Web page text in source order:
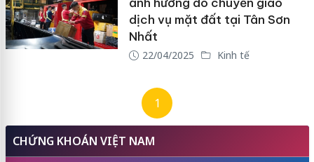
dịch vụ mặt đất tại Tân Sơn
Nhất
22/04/2025 Kinh tế
1
CHỨNG KHOÁN VIỆT NAM